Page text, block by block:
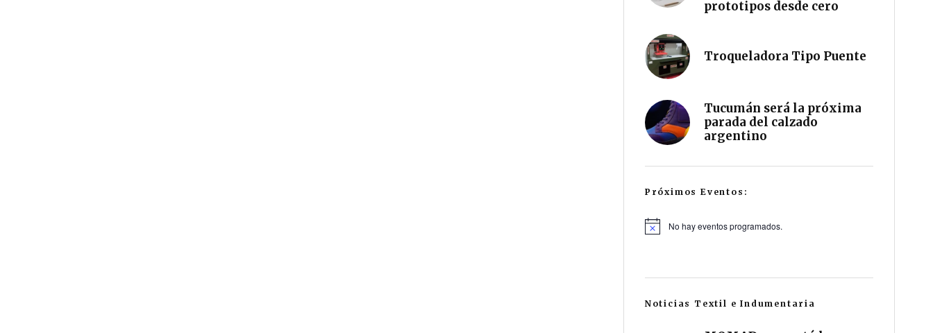
prototipos desde cero
Troqueladora Tipo Puente
Tucumán será la próxima
parada del calzado
argentino
Próximos Eventos:
No hay eventos programados.
Noticias Textil e Indumentaria